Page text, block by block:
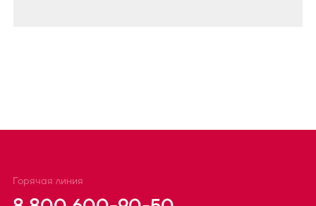
Горячая линия